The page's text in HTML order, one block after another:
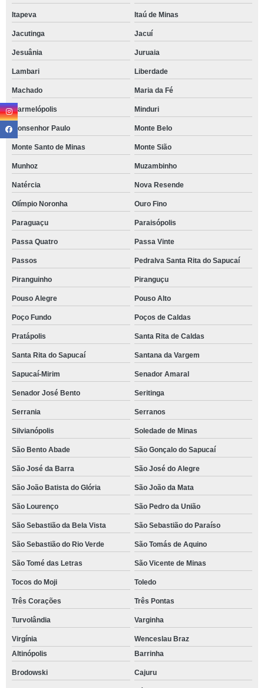
Itapeva Itaú de Minas
Jacutinga Jacuí
Jesuânia Juruaia
Lambari Liberdade
Machado Maria da Fé
Marmelópolis Minduri
Monsenhor Paulo Monte Belo
Monte Santo de Minas Monte Sião
Munhoz Muzambinho
Natércia Nova Resende
Olímpio Noronha Ouro Fino
Paraguaçu Paraisópolis
Passa Quatro Passa Vinte
Passos Pedralva Santa Rita do Sapucaí
Piranguinho Piranguçu
Pouso Alegre Pouso Alto
Poço Fundo Poços de Caldas
Pratápolis Santa Rita de Caldas
Santa Rita do Sapucaí Santana da Vargem
Sapucaí-Mirim Senador Amaral
Senador José Bento Seritinga
Serrania Serranos
Silvianópolis Soledade de Minas
São Bento Abade São Gonçalo do Sapucaí
São José da Barra São José do Alegre
São João Batista do Glória São João da Mata
São Lourenço São Pedro da União
São Sebastião da Bela Vista São Sebastião do Paraíso
São Sebastião do Rio Verde São Tomás de Aquino
São Tomé das Letras São Vicente de Minas
Tocos do Moji Toledo
Três Corações Três Pontas
Turvolândia Varginha
Virgínia
Wenceslau Braz
Altinópolis
Barrinha
Brodowski Cajuru